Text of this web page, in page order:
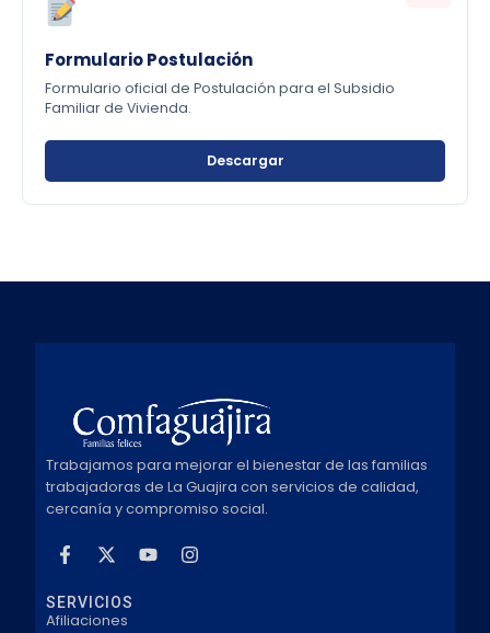
Formulario Postulación
Formulario oficial de Postulación para el Subsidio
Familiar de Vivienda.
Descargar
Trabajamos para mejorar el bienestar de las familias
trabajadoras de La Guajira con servicios de calidad,
cercanía y compromiso social.
SERVICIOS
Afiliaciones